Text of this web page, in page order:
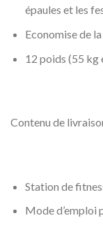
épaules et les
Economise de
12 poids (55 kg
Contenu de
Station de
Mode d’emploi